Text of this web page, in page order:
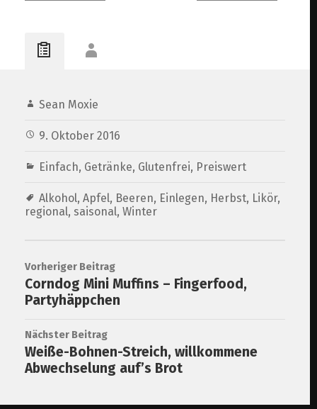
Sean Moxie
9. Oktober 2016
Einfach, Getränke, Glutenfrei, Preiswert
Alkohol,Apfel, Beeren, Einlegen, Herbst, Likör,
regional, saisonal,Winter
Vorheriger Beitrag
Corndog Mini Muffins – Fingerfood,
Partyhäppchen
Nächster Beitrag
Weiße-Bohnen-Streich, willkommene
Abwechselung auf’s Brot